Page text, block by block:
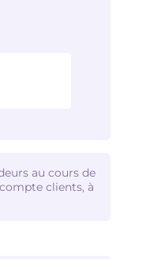
au cours de
clients, à